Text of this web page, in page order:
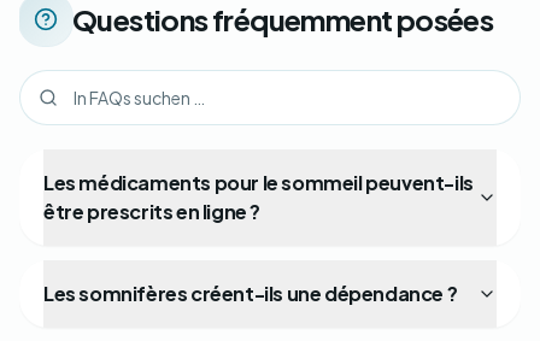
Questions fréquemment posées
Les médicaments pour le sommeil peuvent-ils
être prescrits en ligne ?
Les somnifères créent-ils une dépendance ?